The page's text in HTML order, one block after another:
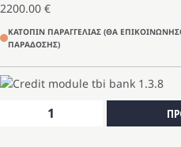
2200.00 €
ΚΑΤΟΠΙΝ ΠΑΡΑΓΓΕΛΙΑΣ (ΘΑ
ΠΑΡΑΔΟΣΗΣ)
Πολυθρόνα